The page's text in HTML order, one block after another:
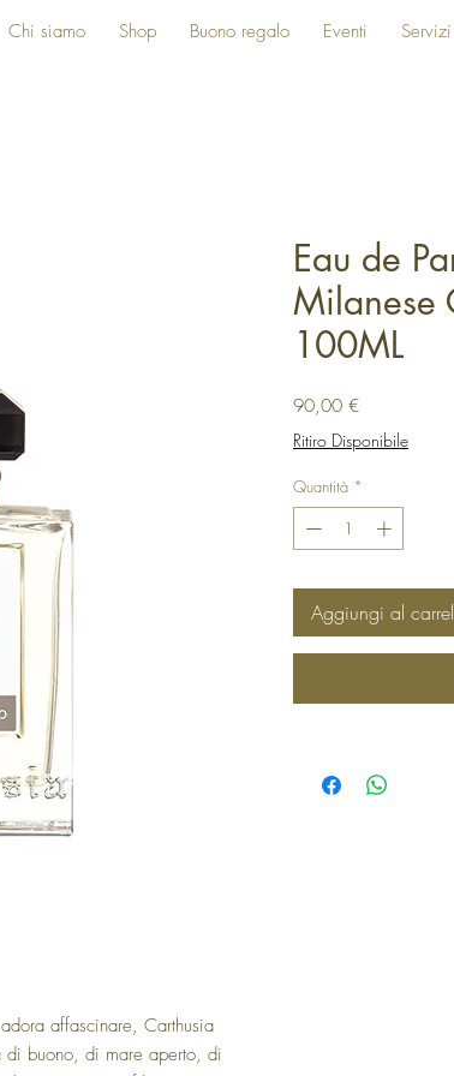
Chi siamo Shop Buono regalo Eventi Servizi
affascinare, Carthusia
di buono, di mare aperto, di
Eau de
Milanese
100ML
90,00 €Prezzo
Ritiro Disponibile
Quantità *
Aggiungi al